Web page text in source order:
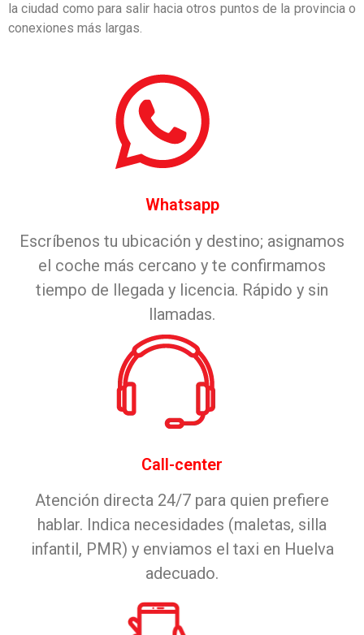
la ciudad como para salir hacia otros puntos de la provincia o
conexiones más largas.
Whatsapp
Escríbenos tu ubicación y destino; asignamos
el coche más cercano y te confirmamos
tiempo de llegada y licencia. Rápido y sin
llamadas.
Call-center
Atención directa 24/7 para quien prefiere
hablar. Indica necesidades (maletas, silla
infantil, PMR) y enviamos el taxi en Huelva
adecuado.